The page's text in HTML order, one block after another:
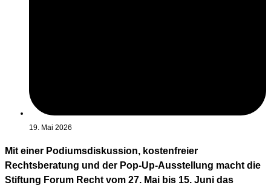
19. Mai 2026
Mit einer Podiumsdiskussion, kostenfreier
Rechtsberatung und der Pop-Up-Ausstellung macht die
Stiftung Forum Recht vom 27. Mai bis 15. Juni das